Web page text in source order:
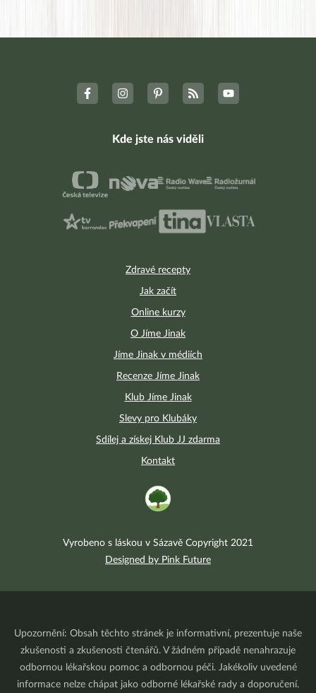
Zdravé recepty
Jak začít
Online kurzy
O Jíme Jinak
Jíme Jinak v médiích
Recenze Jíme Jinak
Klub Jíme Jinak
Slevy pro Klubáky
Sdílej a získej Klub JJ zdarma
Kontakt
Kde jste nás viděli
Vyrobeno s láskou v Sázavě Copyright 2021
Designed by Pink Future
Upozornění: Obsah těchto stránek je informativní, prezentuje naše
zkušenosti a zkušenosti čtenářů. V žádném případě nenahrazuje
odbornou lékařskou pomoc a odbornou péči. Jakékoliv uvedené
informace nelze chápat jako odborné lékařské rady a doporučení.